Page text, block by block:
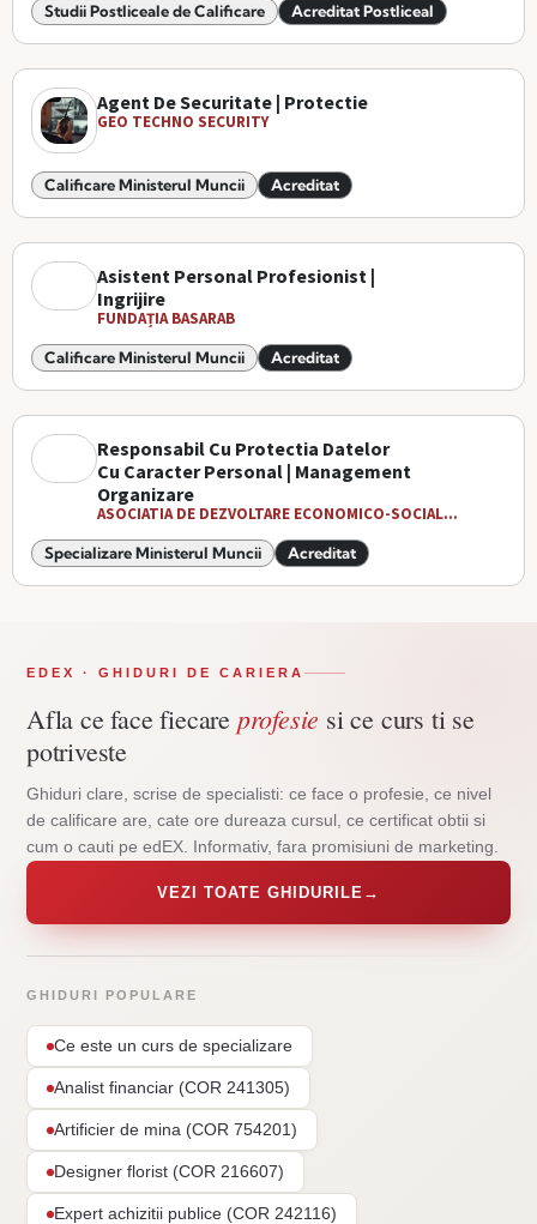
Studii Postliceale de Calificare Acreditat Postliceal
Agent De Securitate | Protectie
GEO TECHNO SECURITY
Calificare Ministerul Muncii Acreditat
Asistent Personal Profesionist |
Ingrijire
FUNDAȚIA BASARAB
Calificare Ministerul Muncii Acreditat
Responsabil Cu Protectia Datelor
Cu Caracter Personal | Management
Organizare
ASOCIATIA DE DEZVOLTARE ECONOMICO-SOCIAL...
Specializare Ministerul Muncii Acreditat
EDEX · GHIDURI DE CARIERA
Afla ce face fiecare profesie si ce curs ti se
potriveste
Ghiduri clare, scrise de specialisti: ce face o profesie, ce nivel
de calificare are, cate ore dureaza cursul, ce certificat obtii si
cum o cauti pe edEX. Informativ, fara promisiuni de marketing.
VEZI TOATE GHIDURILE →
GHIDURI POPULARE
Ce este un curs de specializare
Analist financiar (COR 241305)
Artificier de mina (COR 754201)
Designer florist (COR 216607)
Expert achizitii publice (COR 242116)